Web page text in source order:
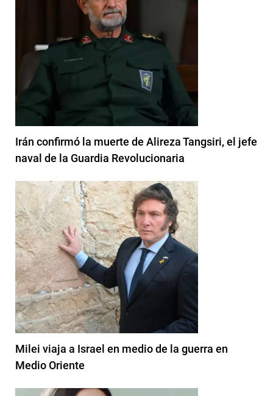
Irán confirmó la muerte de Alireza Tangsiri, el jefe
naval de la Guardia Revolucionaria
Milei viaja a Israel en medio de la guerra en
Medio Oriente